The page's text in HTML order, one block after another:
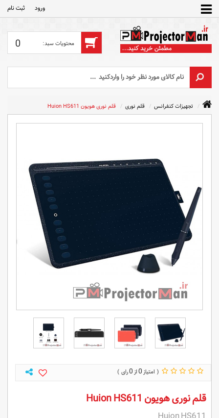
ورود ثبت‌ نام
0
تجهیزات کنفرانس قلم نوری قلم نوری هویون Huion HS611
0
0
قلم نوری هویون Huion HS611